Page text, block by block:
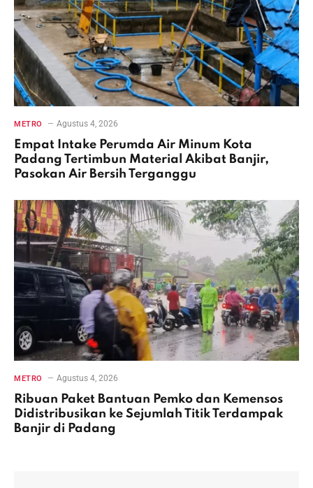
METRO Agustus 4, 2026
Empat Intake Perumda Air Minum Kota
Padang Tertimbun Material Akibat Banjir,
Pasokan Air Bersih Terganggu
METRO Agustus 4, 2026
Ribuan Paket Bantuan Pemko dan Kemensos
Didistribusikan ke Sejumlah Titik Terdampak
Banjir di Padang